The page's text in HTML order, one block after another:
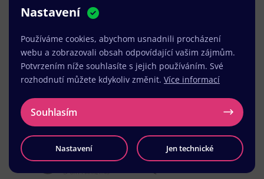
VENART s.r.o.
Nastavení
Používáme cookies, abychom usnadnili procházení
webu a zobrazovali obsah odpovídající vašim zájmům.
Potvrzením níže souhlasíte s jejich používáním. Své
rozhodnutí můžete kdykoliv změnit. Více informací
Souhlasím
Nastavení Jen technické